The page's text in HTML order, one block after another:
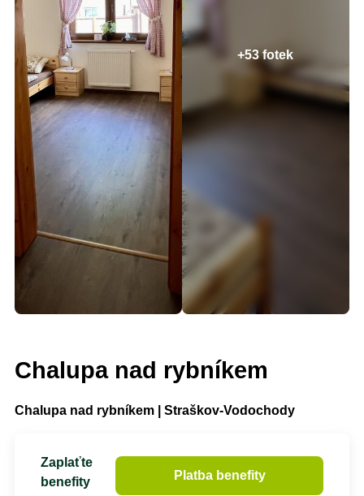
+53 fotek
Chalupa nad rybníkem
Chalupa nad rybníkem | Straškov-Vodochody
Zaplaťte
benefity
Platba benefity